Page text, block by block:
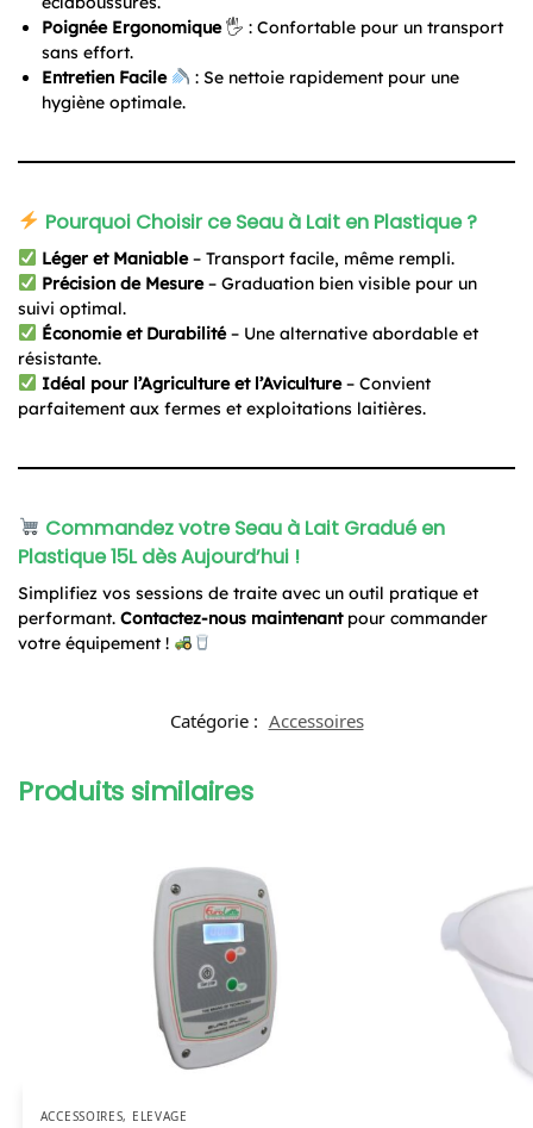
Poignée Ergonomique🖐️ : Confortable pour un transport
sans effort.
Entretien Facile
: Se nettoie rapidement pour une
hygiène optimale.
Pourquoi Choisir ce Seau à Lait en Plastique ?
Léger et Maniable– Transport facile, même rempli.
Précision de Mesure– Graduation bien visible pour un
suivi optimal.
Économie et Durabilité– Une alternative abordable et
résistante.
Idéal pour l’Agriculture et l’Aviculture– Convient
parfaitement aux fermes et exploitations laitières.
Commandez votre Seau à Lait Gradué en
Plastique 15L dès Aujourd’hui !
Simplifiez vos sessions de traite avec un outil pratique et
performant. Contactez-nous maintenantpour commander
votre équipement !
Catégorie : Accessoires
Produits similaires
ACCESSOIRES, ELEVAGE